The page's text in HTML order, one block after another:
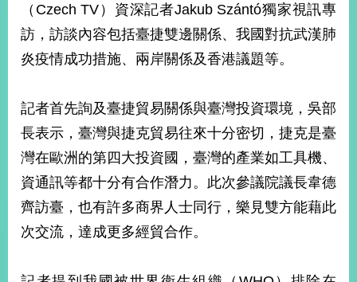
濟
不
落
國
海
和
平
護
照
回
頁
站
（Czech TV）資深記者Jakub Szántó獨家視訊專
訪，訪談內容包括臺捷雙邊關係、我國對抗武漢肺
炎疫情成功措施、兩岸關係及香港議題等。
記者首先詢及臺捷貿易關係與臺灣投資環境，吳部
長表示，臺灣與捷克貿易往來十分密切，捷克是臺
灣在歐洲的第四大投資國，臺灣的產業如工具機、
資通訊等都十分有合作潛力。此次參議院議長韋德
齊訪臺，也有許多商界人士同行，樂見雙方能藉此
次交流，達成更多經貿合作。